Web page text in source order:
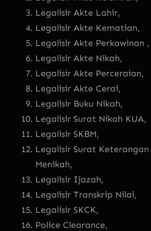
Legalisir Akte Lahir,
Legalisir Akte Kematian,
Legalisir Akte Perkawinan ,
Legalisir Akte Nikah,
Legalisir Akte Perceraian,
Legalisir Akte Cerai,
Legalisir Buku Nikah,
Legalisir Surat Nikah KUA,
Legalisir SKBM,
Legalisir Surat Keterangan
Menikah,
Legalisir Ijazah,
Legalisir Transkrip Nilai,
Legalisir SKCK,
Police Clearance,